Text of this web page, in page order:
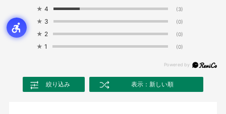
★ 4 (3)
★ 3 (0)
★ 2 (0)
★ 1 (0)
絞り込み 表示：新しい順